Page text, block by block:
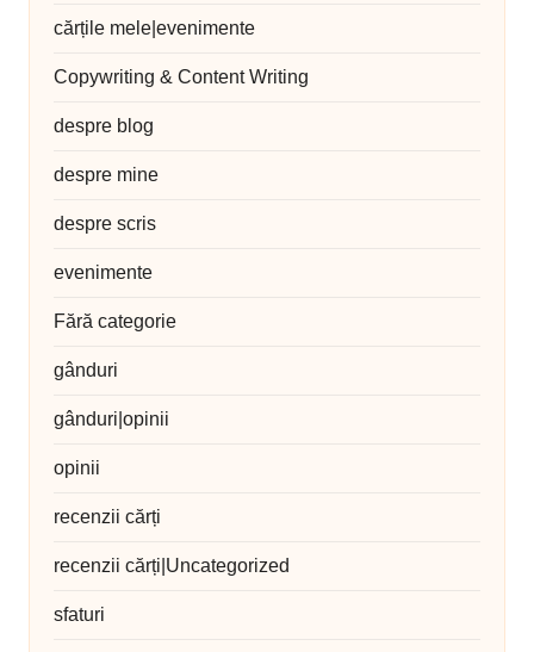
cărțile mele|evenimente
Copywriting & Content Writing
despre blog
despre mine
despre scris
evenimente
Fără categorie
gânduri
gânduri|opinii
opinii
recenzii cărți
recenzii cărți|Uncategorized
sfaturi